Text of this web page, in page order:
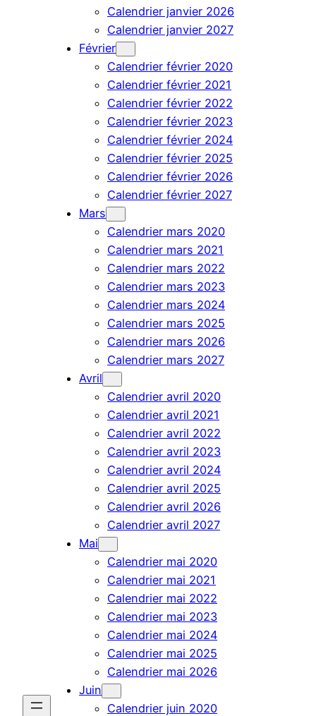
Calendrier janvier 2026
Calendrier janvier 2027
Février
Calendrier février 2020
Calendrier février 2021
Calendrier février 2022
Calendrier février 2023
Calendrier février 2024
Calendrier février 2025
Calendrier février 2026
Calendrier février 2027
Mars
Calendrier mars 2020
Calendrier mars 2021
Calendrier mars 2022
Calendrier mars 2023
Calendrier mars 2024
Calendrier mars 2025
Calendrier mars 2026
Calendrier mars 2027
Avril
Calendrier avril 2020
Calendrier avril 2021
Calendrier avril 2022
Calendrier avril 2023
Calendrier avril 2024
Calendrier avril 2025
Calendrier avril 2026
Calendrier avril 2027
Mai
Calendrier mai 2020
Calendrier mai 2021
Calendrier mai 2022
Calendrier mai 2023
Calendrier mai 2024
Calendrier mai 2025
Calendrier mai 2026
Juin
Calendrier juin 2020